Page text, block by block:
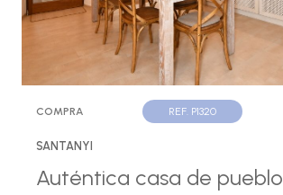
COMPRA REF. P1320
SANTANYI
Auténtica casa de pueblo